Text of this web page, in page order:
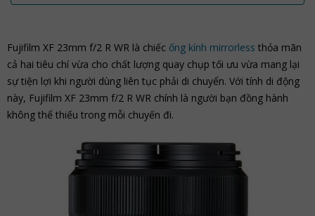
Fujifilm XF 23mm f/2 R WR là chiếc ống kính mirrorless thỏa mãn
cả hai tiêu chí vừa cho chất lượng quay chụp tối ưu vừa mang lại
sự tiện lợi khi người dùng liên tục phải di chuyển. Với tính di động
này, Fujifilm XF 23mm f/2 R WR chính là người bạn đồng hành
không thể thiếu trong mỗi chuyến đi.